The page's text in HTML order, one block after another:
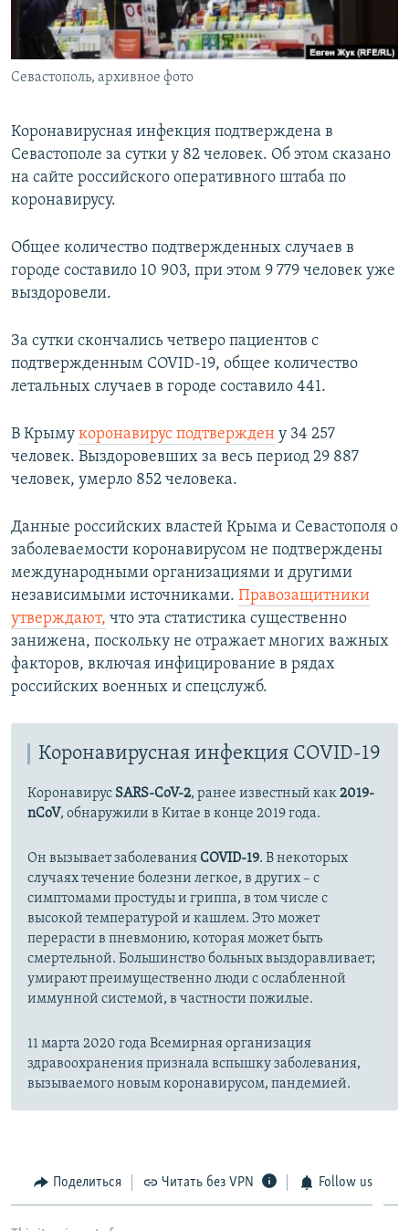
ПОБЕДИТЕЛЕЙ НЕ СУДЯТ?
КРЫМ.НЕПОКОРЕННЫЙ
ELIFBE
ПРИСОЕДИНЯЙТЕСЬ!
Все сайты RFE/RL
Севастополь, архивное фото
Коронавирусная инфекция подтверждена в
Севастополе за сутки у 82 человек. Об этом сказано
на сайте российского оперативного штаба по
коронавирусу.
Общее количество подтвержденных случаев в
городе составило 10 903, при этом 9 779 человек уже
выздоровели.
За сутки скончались четверо пациентов с
подтвержденным COVID-19, общее количество
летальных случаев в городе составило 441.
В Крыму коронавирус подтвержден у 34 257
человек. Выздоровевших за весь период 29 887
человек, умерло 852 человека.
Данные российских властей Крыма и Севастополя о
заболеваемости коронавирусом не подтверждены
международными организациями и другими
независимыми источниками. Правозащитники
утверждают, что эта статистика существенно
занижена, поскольку не отражает многих важных
факторов, включая инфицирование в рядах
российских военных и спецслужб.
Коронавирусная инфекция COVID-19
Коронавирус SARS-CoV-2, ранее известный как2019-
nCoV, обнаружили в Китае в конце 2019 года.
Он вызывает заболеванияCOVID-19. В некоторых
случаях течение болезни легкое, в других – с
симптомами простуды и гриппа, в том числе с
высокой температурой и кашлем. Это может
перерасти в пневмонию, которая может быть
смертельной. Большинство больных выздоравливает;
умирают преимущественно люди с ослабленной
иммунной системой, в частности пожилые.
11 марта 2020 года Всемирная организация
здравоохранения признала вспышку заболевания,
вызываемого новым коронавирусом, пандемией.
Поделиться Читать без VPN Follow us